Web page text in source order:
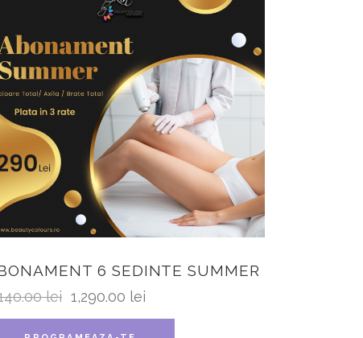
6 SEDINTE SUMMER
lei 1,290.00 lei